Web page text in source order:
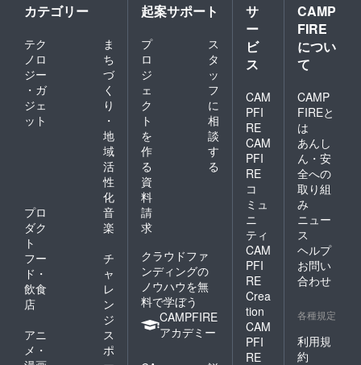
カテゴリー
テク
ノロ
ジー
・ガ
ジェ
ット
ま
ち
づ
く
り
・
地
域
活
性
化
プロ
ダク
ト
音
楽
フー
ド・
飲食
店
チ
ャ
レ
ン
ジ
アニ
メ・
ス
ポ
起案サポート
プ
ロ
ジ
ェ
ク
ト
を
作
る
ス
タ
ッ
フ
に
相
談
す
る
資
料
請
求
クラウドファ
ンディングの
ノウハウを無
料で学ぼう
CAMPFIRE
アカデミー
サ
ー
ビ
ス
CAM
PFI
RE
CAM
PFI
RE
コ
ミュ
ニ
ティ
CAM
PFI
RE
Crea
tion
CAM
PFI
RE
CAMP
FIRE
につい
て
CAMP
FIREと
は
あんし
ん・安
全への
取り組
み
ニュー
ス
ヘルプ
お問い
合わせ
各種規定
利用規
約